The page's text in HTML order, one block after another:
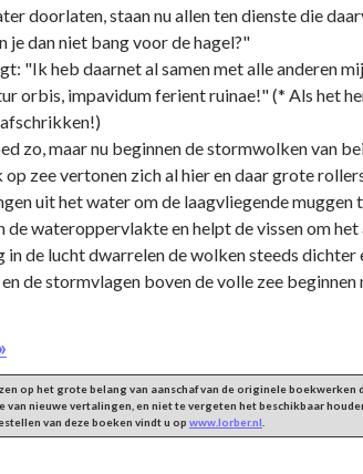
doorlaten, staan nu allen ten dienste die
je dan niet bang voor de hagel?"
"Ik heb daarnet al samen met alle anderen
orbis, impavidum ferient ruinae!" (* Als het
zo, maar nu beginnen de stormwolken van
zee vertonen zich al hier en daar grote
uit het water om de laagvliegende
de wateroppervlakte en helpt de vissen om
in de lucht dwarrelen de wolken steeds
de stormvlagen boven de volle zee
op het grote belang van aanschaf van de originele
van nieuwe vertalingen, en niet te vergeten het beschikbaar
van deze boeken vindt u op www.lorber.nl